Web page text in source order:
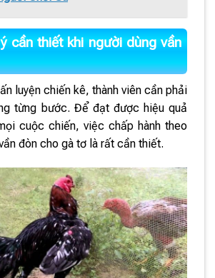
cần thiết khi người dùng vần
luyện chiến kê, thành viên cần phải
từng bước. Để đạt được hiệu quả
cuộc chiến, việc chấp hành theo
đòn cho gà tơ là rất cần thiết.